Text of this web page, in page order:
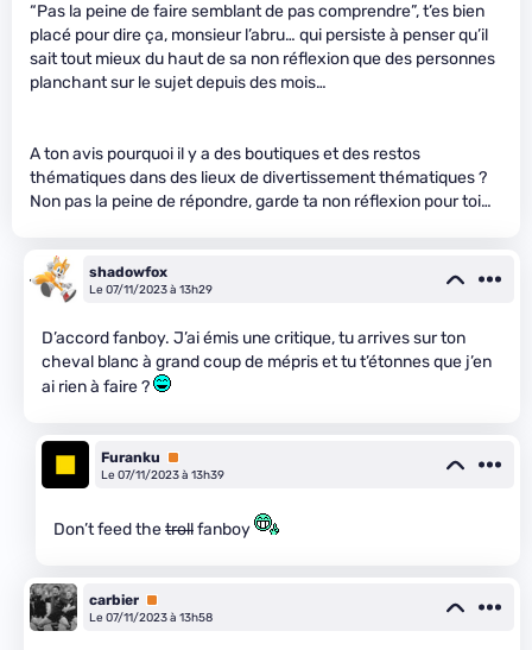
“Pas la peine de faire semblant de pas comprendre”, t’es bien
placé pour dire ça, monsieur l’abru… qui persiste à penser qu’il
sait tout mieux du haut de sa non réflexion que des personnes
planchant sur le sujet depuis des mois…
A ton avis pourquoi il y a des boutiques et des restos
thématiques dans des lieux de divertissement thématiques ?
Non pas la peine de répondre, garde ta non réflexion pour toi…
shadowfox
Le 07/11/2023 à 13h29
D’accord fanboy. J’ai émis une critique, tu arrives sur ton
cheval blanc à grand coup de mépris et tu t’étonnes que j’en
ai rien à faire ?
Furanku
Premium
Le 07/11/2023 à 13h39
Don’t feed thetrollfanboy
carbier Premium
Le 07/11/2023 à 13h58